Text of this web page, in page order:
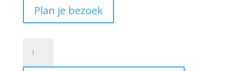
Plan je bezoek
Pink
stof